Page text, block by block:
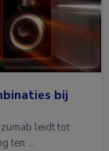
bij
leidt tot
ten …